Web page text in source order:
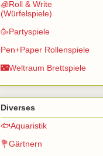
🧊Roll & Write
(Würfelspiele)
🥳Partyspiele
Pen+Paper Rollenspiele
🌃Weltraum Brettspiele
Diverses
🐟Aquaristik
💐Gärtnern